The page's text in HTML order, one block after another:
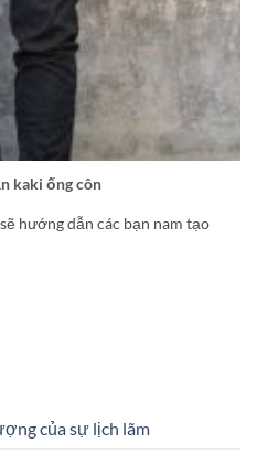
kaki ống côn
hướng dẫn các bạn nam tạo
của sự lịch lãm